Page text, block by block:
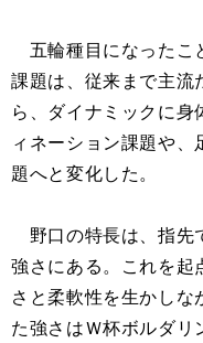
五輪種目になったこ
課題は、従来まで主流
ら、ダイナミックに
ィネーション課題や
題へと変化した。
野口の特長は、指先
強さにある。これを
さと柔軟性を生かしな
た強さはＷ杯ボルダリ